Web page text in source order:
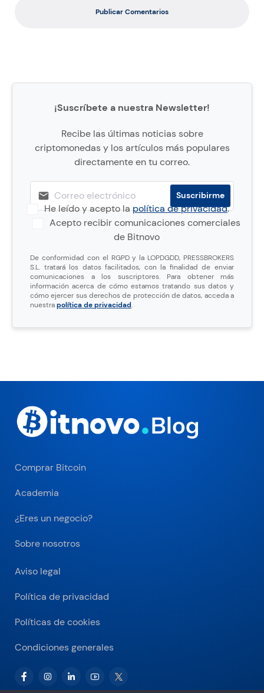
Publicar Comentarios
¡Suscríbete a nuestra Newsletter!
Recibe las últimas noticias sobre
criptomonedas y los artículos más populares
directamente en tu correo.
He leído y acepto lapolítica de privacidad.
Acepto recibir comunicaciones comerciales
de Bitnovo
De conformidad con el RGPD y la LOPDGDD, PRESSBROKERS
S.L. tratará los datos facilitados, con la finalidad de enviar
comunicaciones a los suscriptores. Para obtener más
información acerca de cómo estamos tratando sus datos y
cómo ejercer sus derechos de protección de datos, acceda a
nuestrapolítica de privacidad.
Comprar Bitcoin
Academia
¿Eres un negocio?
Sobre nosotros
Aviso legal
Política de privacidad
Políticas de cookies
Condiciones generales